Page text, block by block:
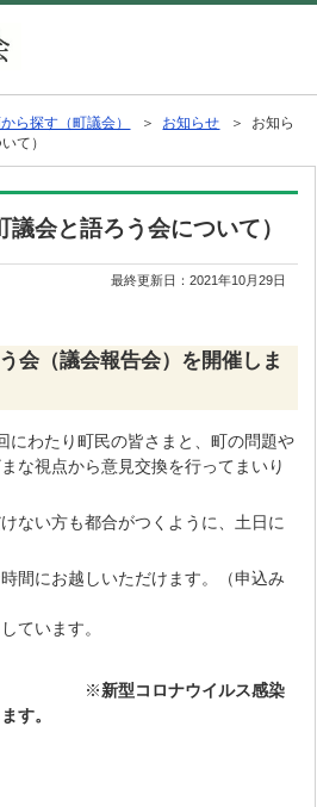
ら探す（町議会） ＞ お知らせ ＞ お知ら
て）
会と語ろう会について）
最終更新日：2021年10月29日
会（議会報告会）を開催しま
わたり町民の皆さまと、町の問題や
な視点から意見交換を行ってまいり
ない方も都合がつくように、土日に
間にお越しいただけます。（申込み
ています。
新型コロナウイルス感染
す。